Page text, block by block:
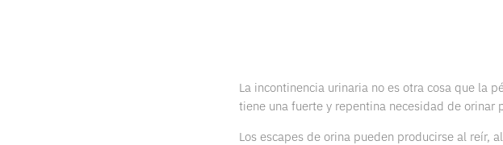
La incontinencia urinaria no es otra cosa que la
tiene una fuerte y repentina necesidad de orinar
Los escapes de orina pueden producirse al reír,